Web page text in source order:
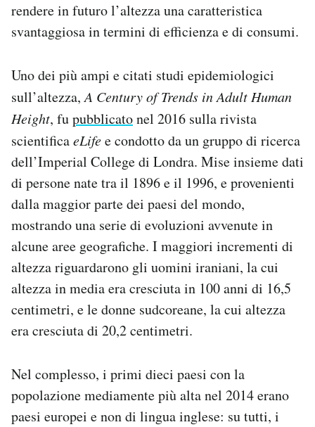
rendere in futuro l’altezza una caratteristica
svantaggiosa in termini di efficienza e di consumi.
Uno dei più ampi e citati studi epidemiologici
sull’altezza,A Century of Trends in Adult Human
Height, fupubblicatonel 2016 sulla rivista
scientificaeLifee condotto da un gruppo di ricerca
dell’Imperial College di Londra. Mise insieme dati
di persone nate tra il 1896 e il 1996, e provenienti
dalla maggior parte dei paesi del mondo,
mostrando una serie di evoluzioni avvenute in
alcune aree geografiche. I maggiori incrementi di
altezza riguardarono gli uomini iraniani, la cui
altezza in media era cresciuta in 100 anni di 16,5
centimetri, e le donne sudcoreane, la cui altezza
era cresciuta di 20,2 centimetri.
Nel complesso, i primi dieci paesi con la
popolazione mediamente più alta nel 2014 erano
paesi europei e non di lingua inglese: su tutti, i